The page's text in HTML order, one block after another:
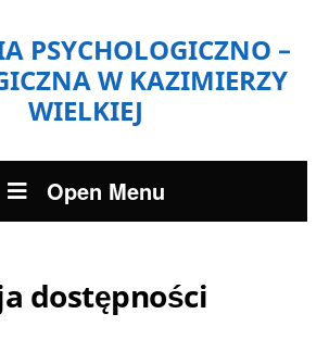
PSYCHOLOGICZNO –
W KAZIMIERZY
WIELKIEJ
Open Menu
dostępności